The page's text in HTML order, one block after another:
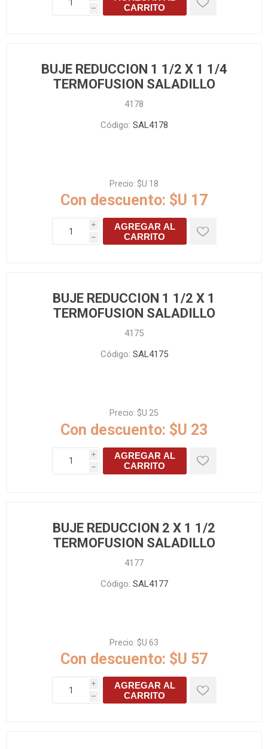
h
CARRITO
BUJE REDUCCION 1 1/2 X 1 1/4
TERMOFUSION SALADILLO
4178
Código: SAL4178
Precio: $U 18
Con descuento: $U 17
i
h
AGREGAR AL
CARRITO
BUJE REDUCCION 1 1/2 X 1
TERMOFUSION SALADILLO
4175
Código: SAL4175
Precio: $U 25
Con descuento: $U 23
i
h
AGREGAR AL
CARRITO
BUJE REDUCCION 2 X 1 1/2
TERMOFUSION SALADILLO
4177
Código: SAL4177
Precio: $U 63
Con descuento: $U 57
i
h
AGREGAR AL
CARRITO